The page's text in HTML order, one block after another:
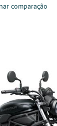
comparação